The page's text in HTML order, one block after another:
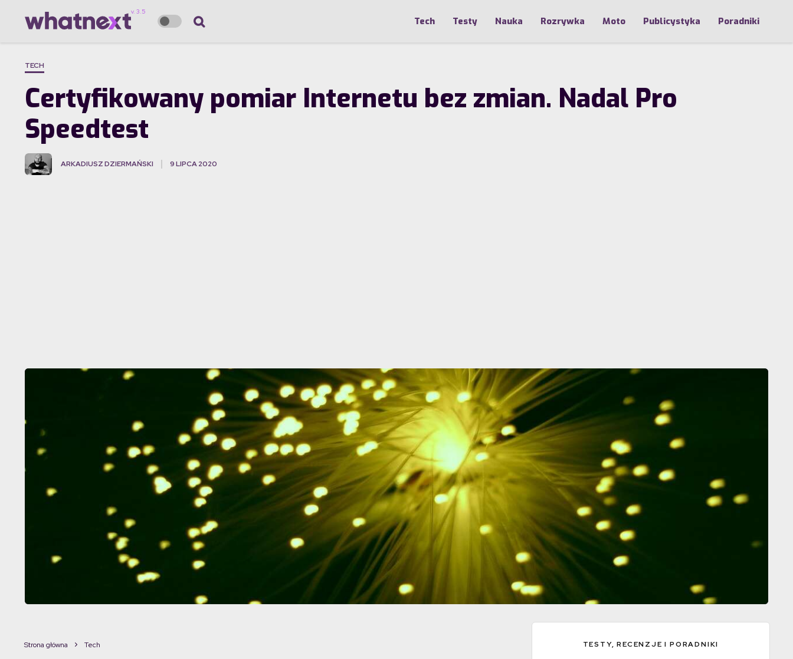
Tech Testy Nauka Rozrywka Moto Publicystyka Poradniki
TECH
Certyfikowany pomiar Internetu bez zmian. Nadal Pro
Speedtest
ARKADIUSZ DZIERMAŃSKI 9 LIPCA 2020
Strona główna Tech TESTY, RECENZJE I PORADNIKI